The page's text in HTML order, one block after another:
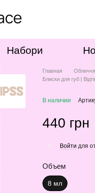
Набори
Главная Обличчя
Блиски для губ |
В наличии
440 грн
Войти для
Объем
8 мл